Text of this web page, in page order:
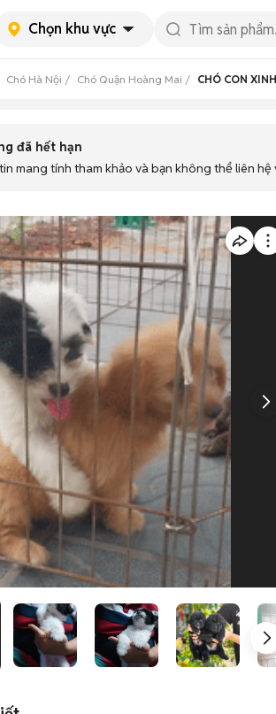
Chọn khu vực
Chó Hà Nội Chó Quận Hoàng Mai CHÓ CON
đã hết hạn
mang tính tham khảo và bạn không thể liên